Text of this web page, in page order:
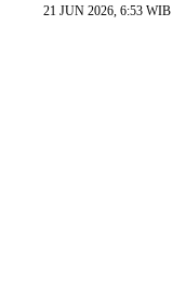
21 JUN 2026, 6:53 WIB